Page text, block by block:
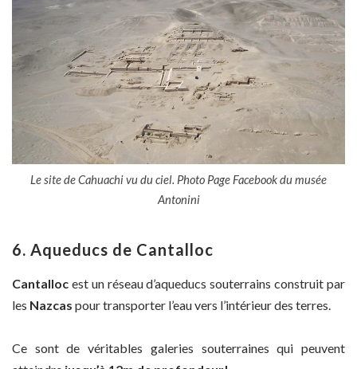
Le site de Cahuachi vu du ciel. Photo Page Facebook du musée
Antonini
6. Aqueducs de Cantalloc
Cantalloc est un réseau d’aqueducs souterrains construit par
les Nazcas pour transporter l’eau vers l’intérieur des terres.
Ce sont de véritables galeries souterraines qui peuvent